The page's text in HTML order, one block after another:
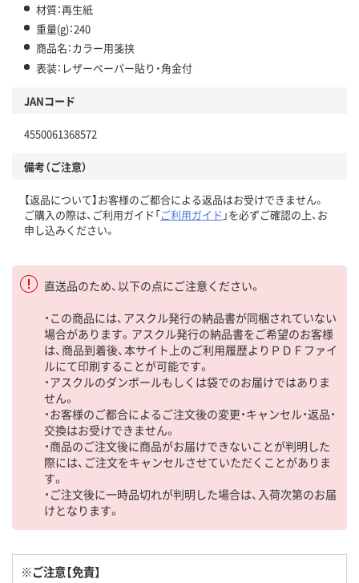
材質：再生紙
重量(g)：240
商品名：カラー用箋挟
表装：レザーペーパー貼り・角金付
JANコード
4550061368572
備考（ご注意）
【返品について】お客様のご都合による返品はお受けできません。
ご購入の際は、ご利用ガイド「ご利用ガイド 」を必ずご確認の上、お
申し込みください。
直送品のため、以下の点にご注意ください。
・この商品には、アスクル発行の納品書が同梱されていない
場合があります。アスクル発行の納品書をご希望のお客様
は、商品到着後、本サイト上のご利用履歴よりＰＤＦファイ
ルにて印刷することが可能です。
・アスクルのダンボールもしくは袋でのお届けではありま
せん。
・お客様のご都合によるご注文後の変更・キャンセル・返品・
交換はお受けできません。
・商品のご注文後に商品がお届けできないことが判明した
際には、ご注文をキャンセルさせていただくことがありま
す。
・ご注文後に一時品切れが判明した場合は、入荷次第のお届
けとなります。
※ご注意【免責】